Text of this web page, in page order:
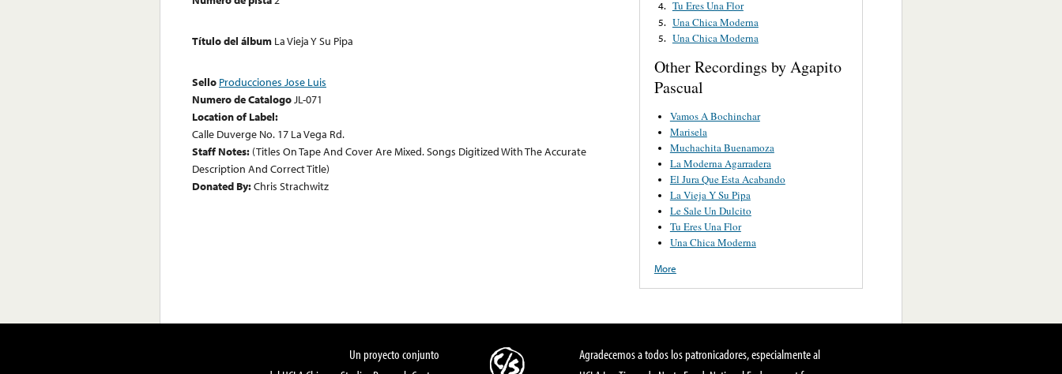
Título del álbum La Vieja Y Su Pipa
Sello Producciones Jose Luis
Numero de CatalogoJL-071
Location of Label:
Calle Duverge No. 17 La Vega Rd.
Staff Notes: (Titles On Tape And Cover Are Mixed. Songs Digitized With The Accurate
Description And Correct Title)
Donated By:Chris Strachwitz
4. Tu Eres Una Flor
5. Una Chica Moderna
5. Una Chica Moderna
Other Recordings by Agapito
Pascual
Vamos A Bochinchar
Marisela
Muchachita Buenamoza
La Moderna Agarradera
El Jura Que Esta Acabando
La Vieja Y Su Pipa
Le Sale Un Dulcito
Tu Eres Una Flor
Una Chica Moderna
More
Un proyecto conjunto
Agradecemos a todos los patronicadores, especialmente al